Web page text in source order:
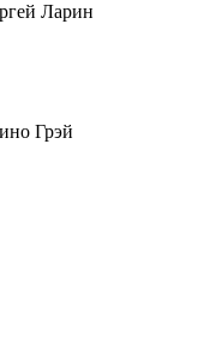
Ларин
Грэй